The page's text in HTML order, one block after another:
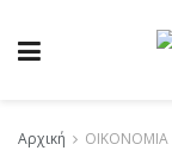
Αρχική ΟΙΚΟΝΟΜΙΑ